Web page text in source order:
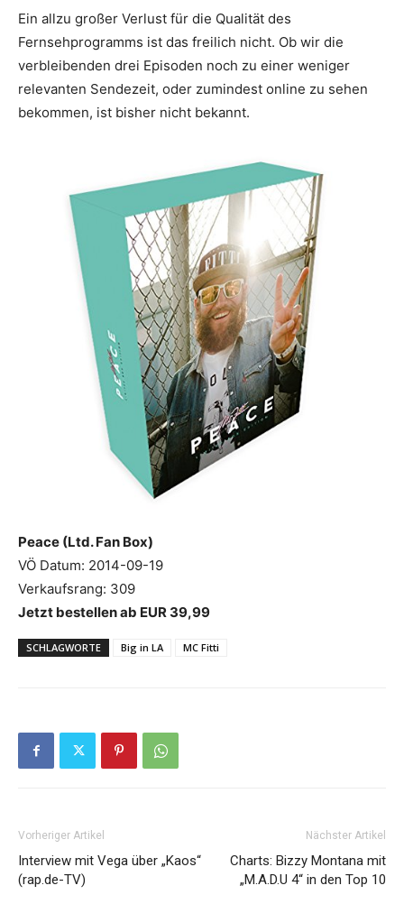
Ein allzu großer Verlust für die Qualität des
Fernsehprogramms ist das freilich nicht. Ob wir die
verbleibenden drei Episoden noch zu einer weniger
relevanten Sendezeit, oder zumindest online zu sehen
bekommen, ist bisher nicht bekannt.
Peace (Ltd. Fan Box)
VÖ Datum: 2014-09-19
Verkaufsrang: 309
Jetzt bestellen ab EUR 39,99
SCHLAGWORTE Big in LA MC Fitti
Vorheriger Artikel
Interview mit Vega über „Kaos“
(rap.de-TV)
Nächster Artikel
Charts: Bizzy Montana mit
„M.A.D.U 4“ in den Top 10